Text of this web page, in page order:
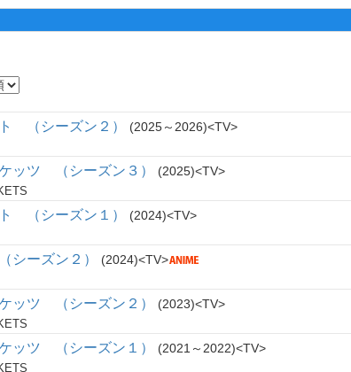
（シーズン２） 2025～2026 TV
ッツ （シーズン３） 2025 TV
（シーズン１） 2024 TV
ーズン２） 2024 TV
ッツ （シーズン２） 2023 TV
ッツ （シーズン１） 2021～2022 TV